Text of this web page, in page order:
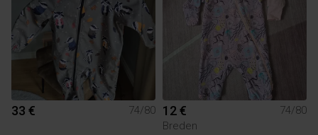
33 € 74/80 12 €
74/80
Breden